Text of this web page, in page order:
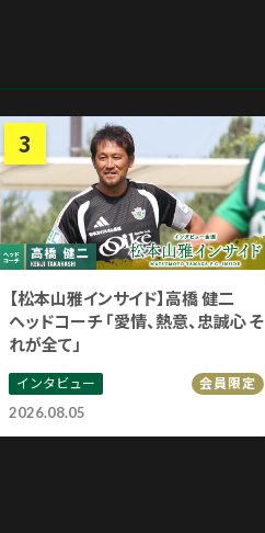
2026.08.05
【松本山雅インサイド】高橋 健二
ヘッドコーチ 「愛情、熱意、忠誠心 そ
れが全て」
インタビュー 会員限定